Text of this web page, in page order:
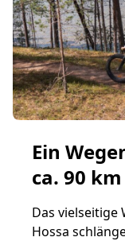
Ein
ca. 90 km
Das vielseitige
Hossa